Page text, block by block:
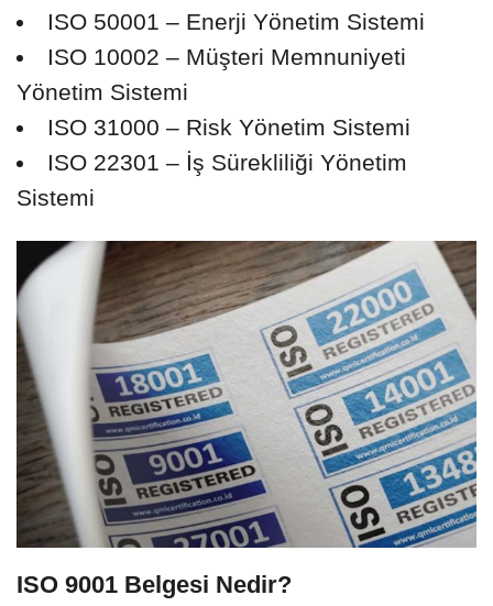
ISO 50001 – Enerji Yönetim Sistemi
ISO 10002 – Müşteri Memnuniyeti
Yönetim Sistemi
ISO 31000 – Risk Yönetim Sistemi
ISO 22301 – İş Sürekliliği Yönetim
Sistemi
ISO 9001 Belgesi Nedir?